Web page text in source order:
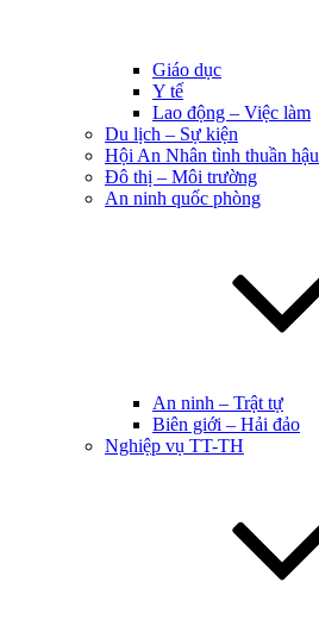
Giáo dục
Y tế
Lao động – Việc làm
Du lịch – Sự kiện
Hội An Nhân tình thuần hậu
Đô thị – Môi trường
An ninh quốc phòng
An ninh – Trật tự
Biên giới – Hải đảo
Nghiệp vụ TT-TH